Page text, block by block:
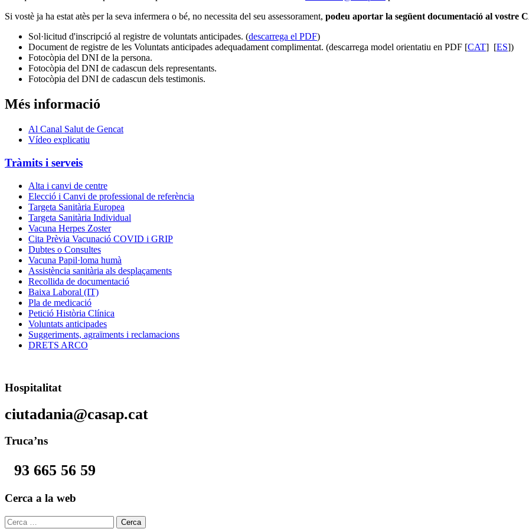
Si vostè ja ha estat atès per la seva infermera o bé, no necessita del seu assessorament, podeu aportar la següent documentació al vostre
Sol·licitud d'inscripció al registre de voluntats anticipades. (descarrega el PDF)
Document de registre de les Voluntats anticipades adequadament complimentat. (descarrega model orientatiu en PDF [CAT] [ES])
Fotocòpia del DNI de la persona.
Fotocòpia del DNI de cadascun dels representants.
Fotocòpia del DNI de cadascun dels testimonis.
Més informació
Al Canal Salut de Gencat
Vídeo explicatiu
Skip
back
main
navigation
Sidebar
Tràmits i serveis
Alta i canvi de centre
Elecció i Canvi de professional de referència
Targeta Sanitària Europea
Targeta Sanitària Individual
Vacuna Herpes Zoster
Cita Prèvia Vacunació COVID i GRIP
Dubtes o Consultes
Vacuna Papil·loma humà
Assistència sanitària als desplaçaments
Recollida de documentació
Baixa Laboral (IT)
Pla de medicació
Petició Història Clínica
Voluntats anticipades
Suggeriments, agraïments i reclamacions
DRETS ARCO
info
sidebar
Hospitalitat
ciutadania@casap.cat
Truca’ns
93 665 56 59
Footer
sidebar
Cerca a la web
Cerca: